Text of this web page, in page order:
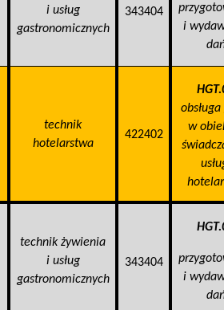
i usług
gastronomicznych
343404
i
technik
hotelarstwa
422402
w
technik żywienia
i usług
gastronomicznych
343404
i